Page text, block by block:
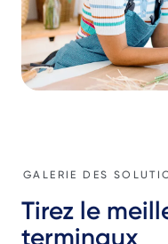
GALERIE DES
Tirez le
terminaux